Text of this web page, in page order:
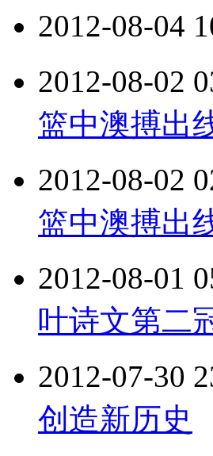
2012-08-04
2012-08-02
篮中澳搏出
2012-08-02
篮中澳搏出
2012-08-01
叶诗文第二
2012-07-30
创造新历史